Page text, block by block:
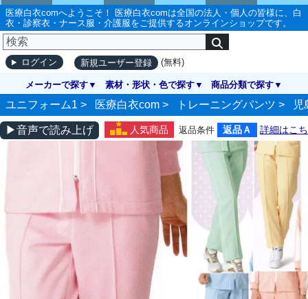
医療白衣comへようこそ！ 医療白衣comは全国の法人・個人の皆様に、白
衣・診察衣・ナース服・介護服をご提供するオンラインショップです。
ログイン 新規ユーザー登録 (無料)
メーカーで探す 素材・形状・色で探す 商品分類で探す
ユニフォーム1 > 医療白衣com > トレーニングパンツ > 児
▶音声で読み上げ 人気商品 返品条件 返品Ａ
詳細はこち
ら